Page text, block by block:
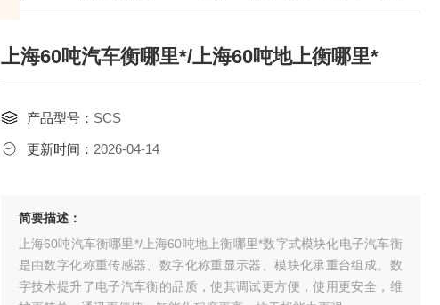
上海60吨汽车衡哪里*/上海60吨地上衡哪里*
产品型号： SCS
更新时间： 2026-04-14
简要描述：
上海60吨汽车衡哪里*/上海60吨地上衡哪里*数字式模块化电子汽车衡
是由数字化称重传感器、数字化称重显示器、模块化承重台组成。数
字技术提升了电子汽车衡的品质，使其调试更方便，使用更安全，维